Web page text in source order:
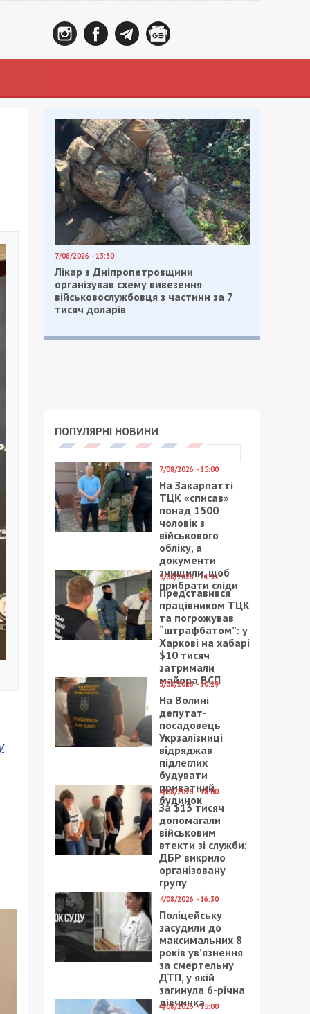
7/08/2026 - 13:30
Лікар з Дніпропетровщини
організував схему вивезення
військовослужбовця з частини за 7
тисяч доларів
ПОПУЛЯРНІ НОВИНИ
7/08/2026 - 15:00
На Закарпатті
ТЦК «списав»
понад 1500
чоловік з
військового
обліку, а
документи
знищили, щоб
прибрати сліди
5/08/2026 - 21:31
Представився
працівником ТЦК
та погрожував
“штрафбатом”: у
Харкові на хабарі
$10 тисяч
затримали
майора ВСП
5/08/2026 - 10:29
На Волині
депутат-
посадовець
Укрзалізниці
відряджав
підлеглих
будувати
приватний
будинок
4/08/2026 - 18:00
За $13 тисяч
допомагали
військовим
втекти зі служби:
ДБР викрило
організовану
групу
4/08/2026 - 16:30
Поліцейську
засудили до
максимальних 8
років ув’язнення
за смертельну
ДТП, у якій
загинула 6-річна
дівчинка
4/08/2026 - 15:00